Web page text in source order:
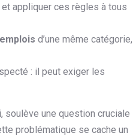
appliquer ces règles à tous
d’une même catégorie,
: il peut exiger les
soulève une question cruciale
problématique se cache un